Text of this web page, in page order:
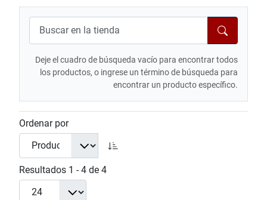
Deje el cuadro de búsqueda vacío para encontrar todos
los productos, o ingrese un término de búsqueda para
encontrar un producto específico.
Ordenar por
Resultados 1 - 4 de 4